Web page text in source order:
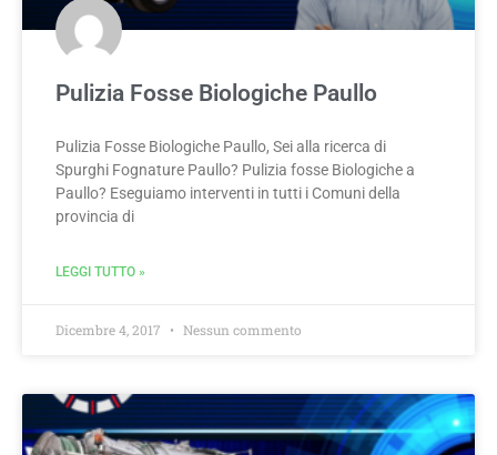
Pulizia Fosse Biologiche Paullo
Pulizia Fosse Biologiche Paullo, Sei alla ricerca di
Spurghi Fognature Paullo? Pulizia fosse Biologiche a
Paullo? Eseguiamo interventi in tutti i Comuni della
provincia di
LEGGI TUTTO »
Dicembre 4, 2017 Nessun commento